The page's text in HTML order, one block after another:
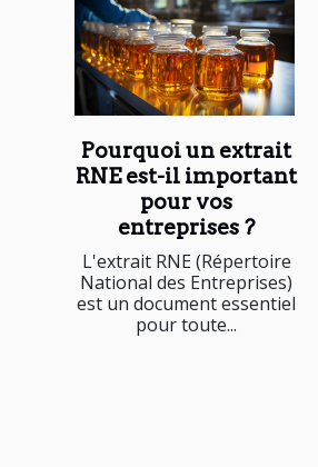
Pourquoi un extrait
RNE est-il important
pour vos
entreprises ?
L'extrait RNE (Répertoire
National des Entreprises)
est un document essentiel
pour toute...